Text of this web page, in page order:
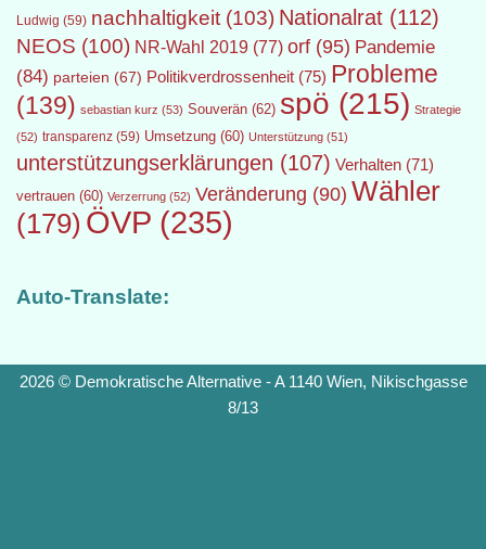
Ludwig (59) nachhaltigkeit (103) Nationalrat (112)
NEOS (100) NR-Wahl 2019 (77) orf (95) Pandemie
(84) parteien (67) Politikverdrossenheit (75) Probleme
(139) sebastian kurz (53) Souverän (62) spö (215) Strategie
(52) transparenz (59) Umsetzung (60) Unterstützung (51)
unterstützungserklärungen (107) Verhalten (71)
vertrauen (60) Verzerrung (52) Veränderung (90) Wähler
(179) ÖVP (235)
Auto-Translate:
2026 © Demokratische Alternative - A 1140 Wien, Nikischgasse
8/13